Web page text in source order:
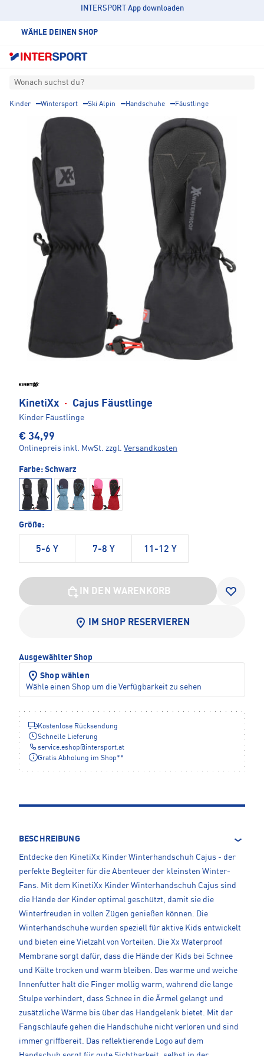
INTERSPORT App downloaden
WÄHLE DEINEN SHOP
Wonach suchst du?
Kinder Wintersport Ski Alpin Handschuhe Fäustlinge
KinetiXx · Cajus Fäustlinge
Kinder Fäustlinge
€ 34,99
Onlinepreis inkl. MwSt. zzgl. Versandkosten
Farbe: Schwarz
Größe:
5-6 Y 7-8 Y 11-12 Y
IN DEN WARENKORB
IM SHOP RESERVIEREN
Ausgewählter Shop
Shop wählen
Wähle einen Shop um die Verfügbarkeit zu sehen
Kostenlose Rücksendung
Schnelle Lieferung
service.eshop@intersport.at
Gratis Abholung im Shop**
BESCHREIBUNG
Entdecke den KinetiXx Kinder Winterhandschuh Cajus - der
perfekte Begleiter für die Abenteuer der kleinsten Winter-
Fans. Mit dem KinetiXx Kinder Winterhandschuh Cajus sind
die Hände der Kinder optimal geschützt, damit sie die
Winterfreuden in vollen Zügen genießen können. Die
Winterhandschuhe wurden speziell für aktive Kids entwickelt
und bieten eine Vielzahl von Vorteilen. Die Xx Waterproof
Membrane sorgt dafür, dass die Hände der Kids bei Schnee
und Kälte trocken und warm bleiben. Das warme und weiche
Innenfutter hält die Finger mollig warm, während die lange
Stulpe verhindert, dass Schnee in die Ärmel gelangt und
zusätzliche Wärme bis über das Handgelenk bietet. Mit der
Fangschlaufe gehen die Handschuhe nicht verloren und sind
immer griffbereit. Das reflektierende Logo auf dem